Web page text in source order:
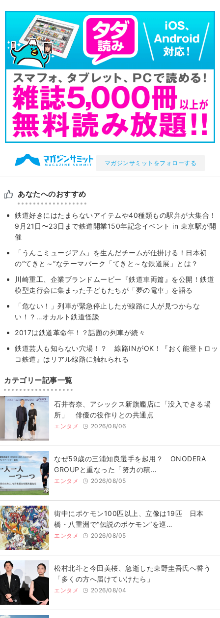
マガジンサミットをフォローする
あなたへのおすすめ
鉄道好きにはたまらないアイテムや40種類もの駅弁が大集合！
9月21日〜23日まで鉄道開業150年記念イベント in 東京駅が開
催
「うんこミュージアム」を生んだチームが仕掛ける！日本初
の“てきと～”なテーマパーク「てきと～な鉄道展」とは？
川崎重工、企業ブランドムービー『鉄道車両篇』を公開！鉄道
模型走行会に集まった子どもたちが「夢の電車」を語る
「危ない！」列車が緊急停止したが線路に人が見つからな
い！？…オカルト鉄道怪談
2017は鉄道革命年！？話題の列車が続々
鉄道芸人も知らない穴場！？ 線路INがOK！『おく能登トロッ
コ鉄道』はリアル線路に触れられる
カテゴリー記事一覧
石井杏奈、アシックス新旗艦店に「没入できる場
所」 俳優の役作りとの共通点
エンタメ 2026/08/06
なぜ59歳の三浦知良選手を起用？ ONODERA
GROUPと重なった「努力の積…
エンタメ 2026/08/05
街中にポケモン100匹以上、立像は19匹 日本
橋・八重洲で“伝説のポケモン”を巡…
エンタメ 2026/08/05
松村北斗と今田美桜、急逝した東野圭吾氏へ誓う
「多くの方へ届けていけたら」
エンタメ 2026/08/04